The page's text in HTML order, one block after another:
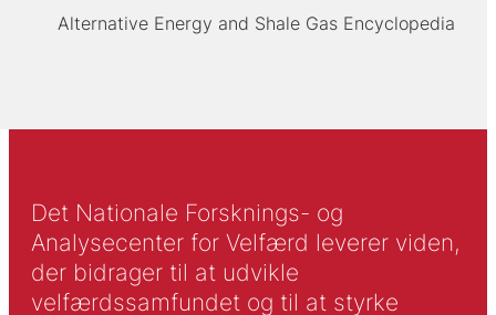
Alternative Energy and Shale Gas Encyclopedia
Det Nationale Forsknings- og
Analysecenter for Velfærd leverer viden,
der bidrager til at udvikle
velfærdssamfundet og til at styrke